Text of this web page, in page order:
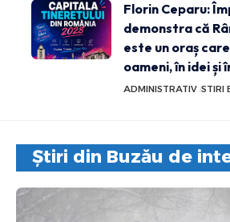
Florin Ceparu:
demonstra că
este un oraș
oameni, în idei și
ADMINISTRATIV STIRI
Știri din Buzău de